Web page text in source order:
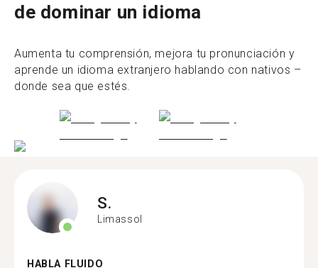
de dominar un idioma
Aumenta tu comprensión, mejora tu pronunciación y
aprende un idioma extranjero hablando con nativos –
donde sea que estés.
S.
Limassol
HABLA FLUIDO